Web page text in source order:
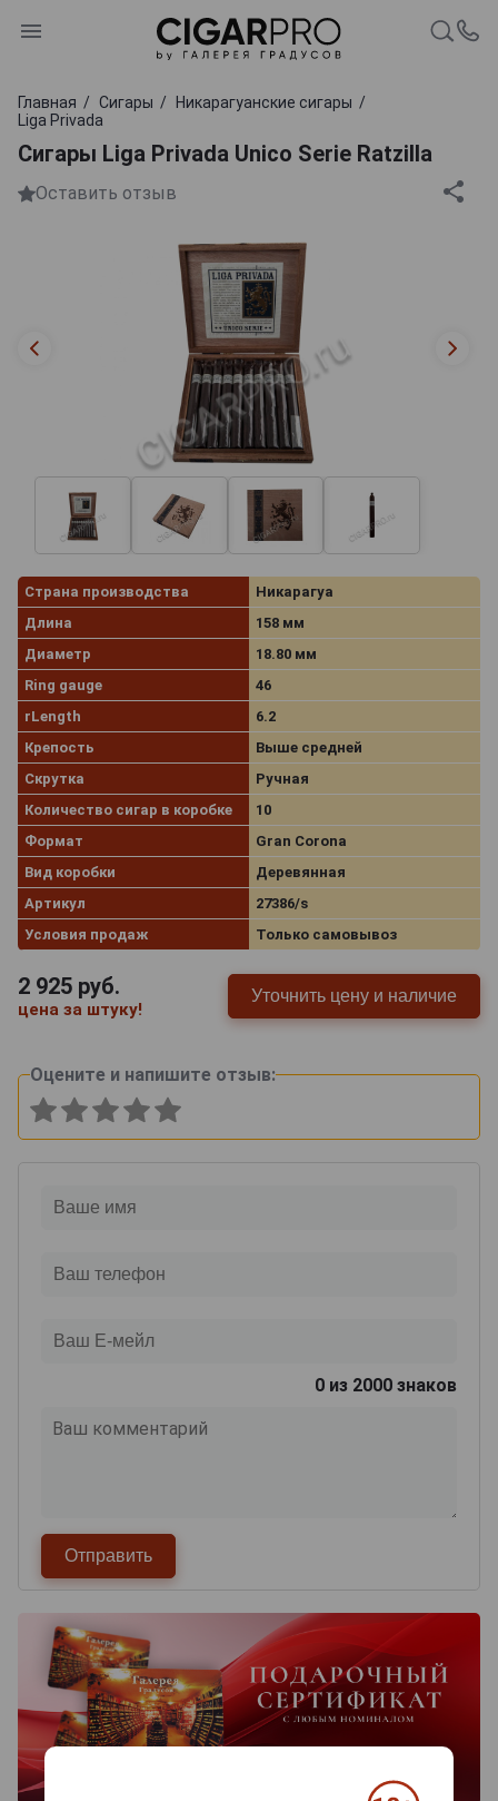
Главная Сигары
Никарагуанские сигары
Liga Privada
Сигары Liga Privada Unico Serie Ratzilla
Оставить отзыв
Страна производства
Никарагуа
Длина
158 мм
Диаметр
18.80 мм
Ring gauge
46
rLength
6.2
Крепость
Выше средней
Скрутка
Ручная
Количество сигар в коробке
10
Формат
Gran Corona
Вид коробки
Деревянная
Артикул
27386/s
Условия продаж
Только самовывоз
2 925 руб.
цена за штуку!
Уточнить цену и наличие
Оцените и напишите отзыв:
0 из 2000 знаков